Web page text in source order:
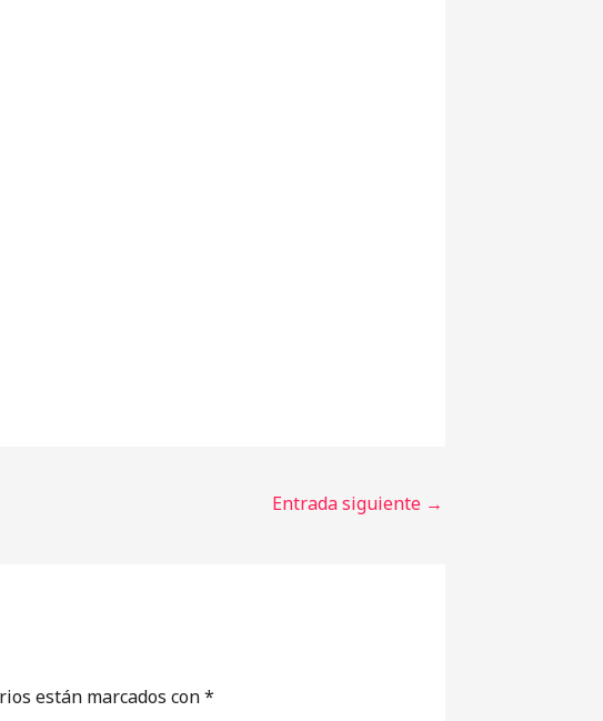
Entrada siguiente →
están marcados con*